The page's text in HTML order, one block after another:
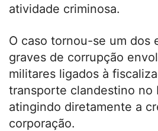
atividade criminosa.
O caso tornou-se um dos
graves de corrupção
militares ligados à
transporte clandestino no
atingindo diretamente a
corporação.